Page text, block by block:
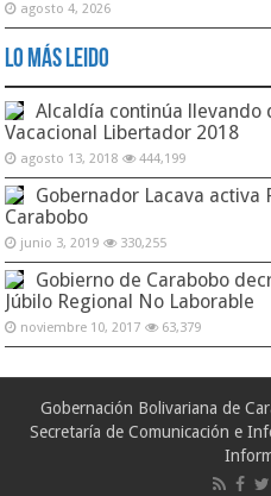
agosto 4, 2026
Lo Más Leido
Alcaldía continúa llevando
Vacacional Libertador 2018
agosto 13, 2018 444,199
Gobernador Lacava activa
Carabobo
junio 3, 2019 330,255
Gobierno de Carabobo
Júbilo Regional No Laborable
noviembre 10, 2017 63,379
Gobernación Bolivariana de
Secretaría de Comunicación e